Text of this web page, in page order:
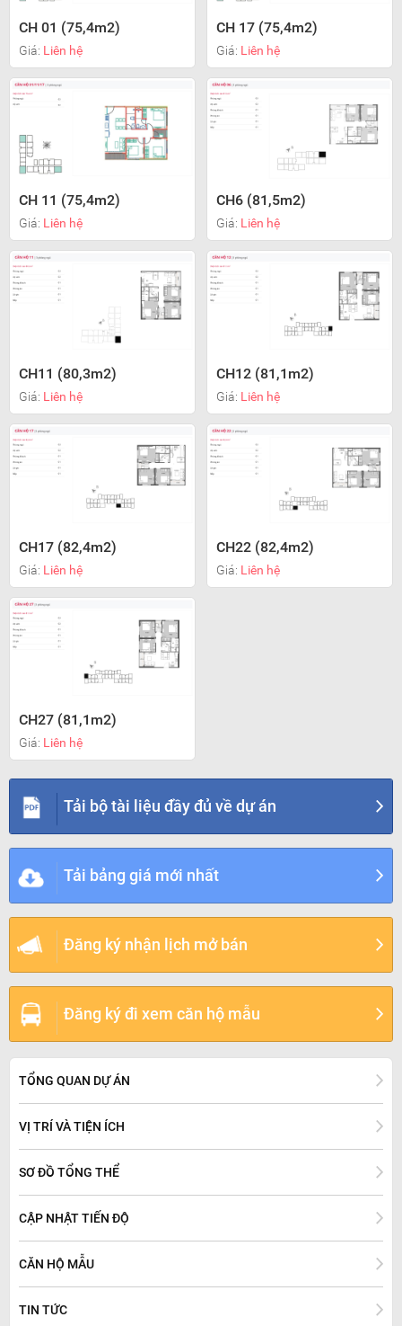
CH 01 (75,4m2)
Giá: Liên hệ
CH 17 (75,4m2)
Giá: Liên hệ
CH 11 (75,4m2)
Giá: Liên hệ
CH6 (81,5m2)
Giá: Liên hệ
CH11 (80,3m2)
Giá: Liên hệ
CH12 (81,1m2)
Giá: Liên hệ
CH17 (82,4m2)
Giá: Liên hệ
CH22 (82,4m2)
Giá: Liên hệ
CH27 (81,1m2)
Giá: Liên hệ
Tải bộ tài liệu đầy đủ về dự án
Tải bảng giá mới nhất
Đăng ký nhận lịch mở bán
Đăng ký đi xem căn hộ mẫu
TỔNG QUAN DỰ ÁN
VỊ TRÍ VÀ TIỆN ÍCH
SƠ ĐỒ TỔNG THỂ
CẬP NHẬT TIẾN ĐỘ
CĂN HỘ MẪU
TIN TỨC